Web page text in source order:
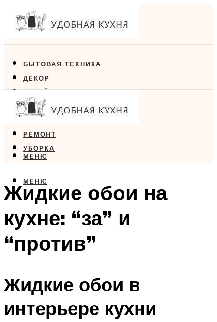
БЫТОВАЯ ТЕХНИКА
ДЕКОР
ДИЗАЙН
ЕДА
РЕМОНТ
УБОРКА
МЕНЮ
МЕНЮ
Жидкие обои на
кухне: “за” и
“против”
Жидкие обои в
интерьере кухни